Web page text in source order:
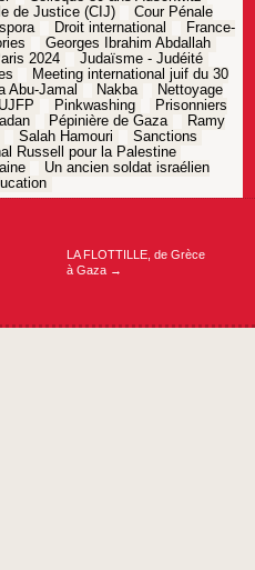
de Justice (CIJ)
Cour Pénale
Droit international
France-
Georges Ibrahim Abdallah
2024
Judaïsme - Judéité
Meeting international juif du 30
Abu-Jamal Nakba
Nettoyage
Pinkwashing
Prisonniers
Pépinière de Gaza
Ramy
Salah Hamouri
Sanctions
Russell pour la Palestine
Un ancien soldat israélien
LA FLOTTILLE, de Grèce
à Gaza →